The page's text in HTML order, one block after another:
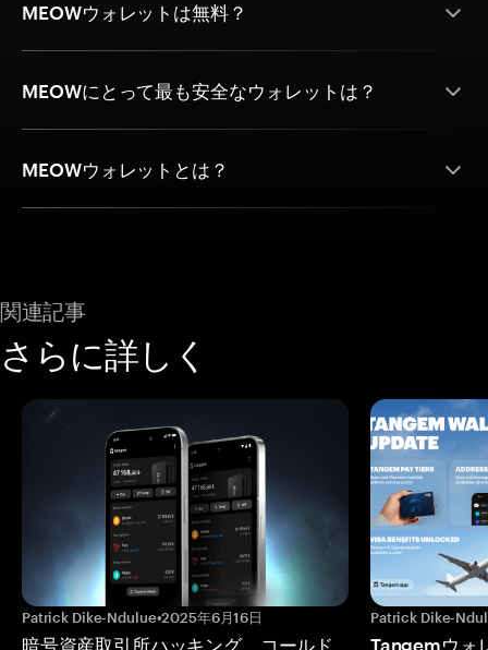
MEOWウォレットは無料？
MEOWにとって最も安全なウォレットは？
MEOWウォレットとは？
関連記事
さらに詳しく
Patrick Dike-Ndulue•2025年6月16日
暗号資産取引所ハッキング、コールド
Patrick Dike-
Tangemウォ